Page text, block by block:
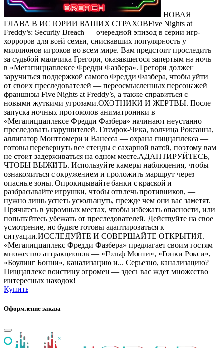
НОВАЯ
ГЛАВА В ИСТОРИИ ВАШИХ СТРАХОВFive Nights at
Freddy’s: Security Breach — очередной эпизод в серии игр-
хорроров для всей семьи, снискавших популярность у
миллионов игроков во всем мире. Вам предстоит проследить
за судьбой мальчика Грегори, оказавшегося запертым на ночь
в «Мегапиццаплексе Фредди Фазбера». Грегори должен
заручиться поддержкой самого Фредди Фазбера, чтобы уйти
от своих преследователей — переосмысленных персонажей
франшизы Five Nights at Freddy’s, а также справиться с
новыми жуткими угрозами.ОХОТНИКИ И ЖЕРТВЫ. После
запуска ночных протоколов аниматроники в
«Мегапиццаплексе Фредди Фазбера» начинают неустанно
преследовать нарушителей. Глэмрок-Чика, волчица Роксанна,
аллигатор Монтгомери и Ванесса — охрана пиццаплекса —
готовы перевернуть все стенды с сахарной ватой, поэтому вам
не стоит задерживаться на одном месте.АДАПТИРУЙТЕСЬ,
ЧТОБЫ ВЫЖИТЬ. Используйте камеры наблюдения, чтобы
ознакомиться с окружением и проложить маршрут через
опасные зоны. Опрокидывайте банки с краской и
разбрасывайте игрушки, чтобы отвлечь противников, —
нужно лишь успеть ускользнуть, прежде чем они вас заметят.
Прячьтесь в укромных местах, чтобы избежать опасности, или
попытайтесь убежать от преследователей. Действуйте на свое
усмотрение, но будьте готовы адаптироваться к
ситуации.ИССЛЕДУЙТЕ И СОВЕРШАЙТЕ ОТКРЫТИЯ.
«Мегапиццаплекс Фредди Фазбера» предлагает своим гостям
множество аттракционов — «Гольф Монти», «Гонки Рокси»,
«Боулинг Бонни», канализацию и... Серьезно, канализацию?
Пиццаплекс воистину огромен — здесь вас ждет множество
интересных находок!
Купить
Оформление заказа